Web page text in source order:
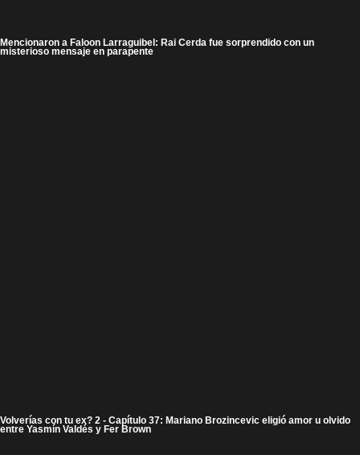
Mencionaron a Faloon Larraguibel: Rai Cerda fue sorprendido con un
misterioso mensaje en parapente
Volverías con tu ex? 2 - Capítulo 37: Mariano Brozincevic eligió amor u olvido
entre Yasmín Valdés y Fer Brown